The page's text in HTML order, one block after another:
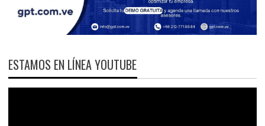
ESTAMOS EN LÍNEA YOUTUBE